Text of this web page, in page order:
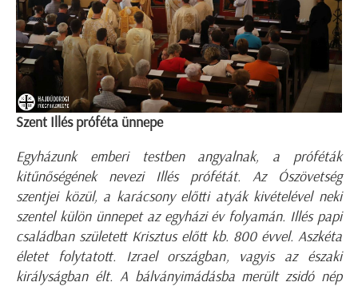
Szent Illés próféta ünnepe
Egyházunk emberi testben angyalnak, a próféták
kitűnőségének nevezi Illés prófétát. Az Ószövetség
szentjei közül, a karácsony előtti atyák kivételével neki
szentel külön ünnepet az egyházi év folyamán. Illés papi
családban született Krisztus előtt kb. 800 évvel. Aszkéta
életet folytatott. Izrael országban, vagyis az északi
királyságban élt. A bálványimádásba merült zsidó nép